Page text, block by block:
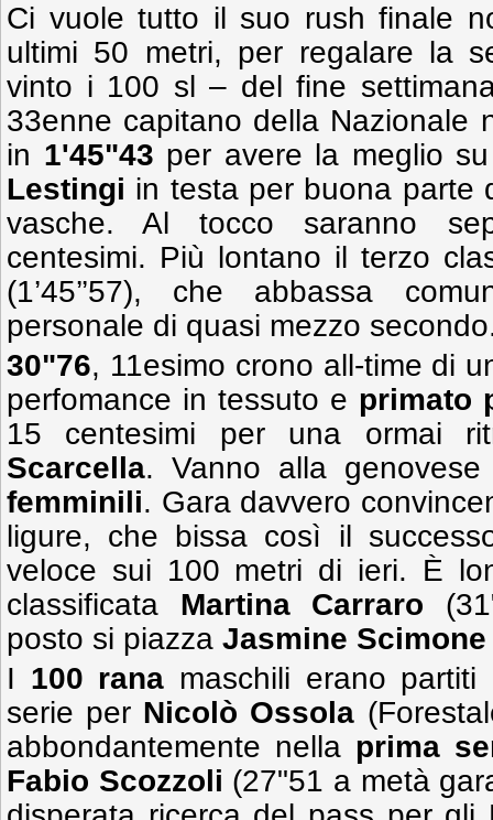
Ci vuole tutto il suo rush finale
ultimi 50 metri, per regalare la
vinto i 100 sl – del fine
33enne capitano della Nazionale
in 1'45"43 per avere la meglio
Lestingi in testa per buona parte
vasche. Al tocco saranno
centesimi. Più lontano il terzo
(1’45’’57), che abbassa
personale di quasi mezzo
30"76, 11esimo crono all-time di
perfomance in tessuto e primato
15 centesimi per una ormai
Scarcella. Vanno alla
femminili. Gara davvero
ligure, che bissa così il
veloce sui 100 metri di ieri. È
classificata Martina Carraro
posto si piazza Jasmine Scimone
I 100 rana maschili erano
serie per Nicolò Ossola
abbondantemente nella prima
Fabio Scozzoli (27"51 a metà